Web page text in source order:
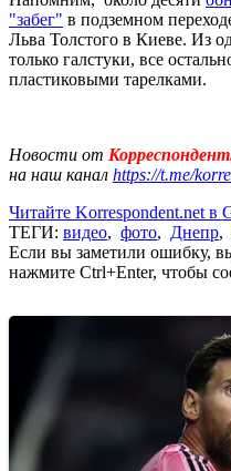
"забег" в подземном
Льва Толстого в Киеве. Из
только галстуки, все
пластиковыми тарелками.
Новости от
на наш канал https://t.me/
Читайте Korrespondent.net в
ТЕГИ: видео, фото, Днепр,
Если вы заметили ошибку,
нажмите Ctrl+Enter, чтобы